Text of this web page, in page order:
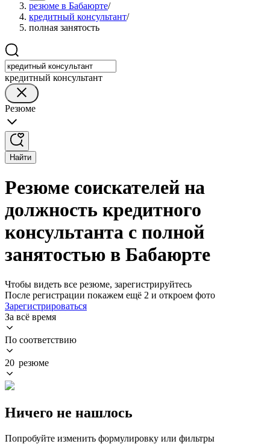
резюме в Бабаюрте/
кредитный консультант/
полная занятость
кредитный консультант
Резюме
Найти
Резюме соискателей на
должность кредитного
консультанта с полной
занятостью в Бабаюрте
Чтобы видеть все резюме, зарегистрируйтесь
После регистрации покажем ещё 2 и откроем фото
Зарегистрироваться
За всё время
По соответствию
20 резюме
Ничего не нашлось
Попробуйте изменить формулировку или фильтры